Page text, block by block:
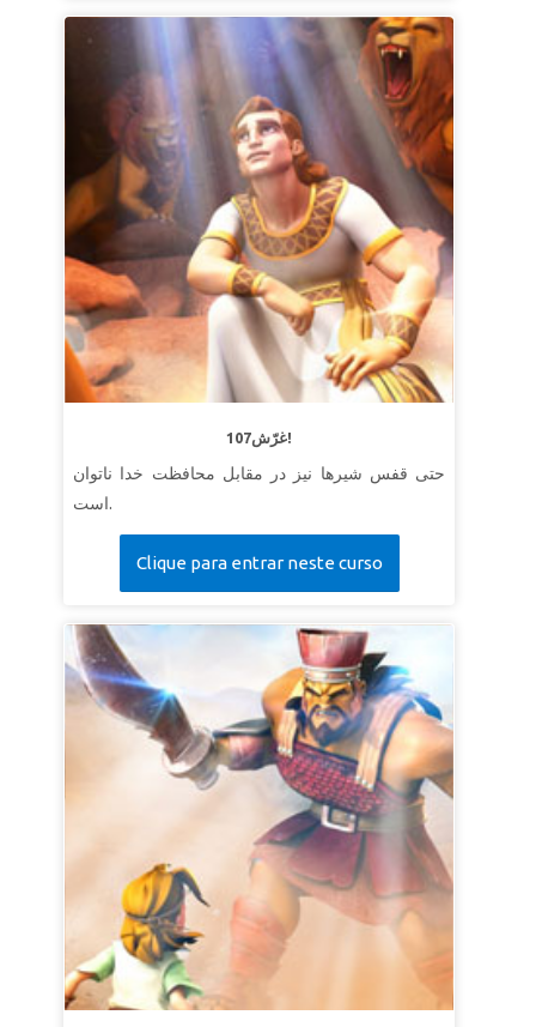
107غرّش!
حتی قفس شیرها نیز در مقابل محافظت خدا ناتوان
است.
Clique para entrar neste curso